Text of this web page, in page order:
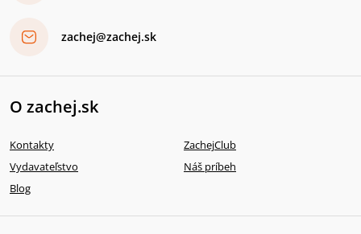
zachej@zachej.sk
O zachej.sk
Kontakty
ZachejClub
Vydavateľstvo
Náš príbeh
Blog